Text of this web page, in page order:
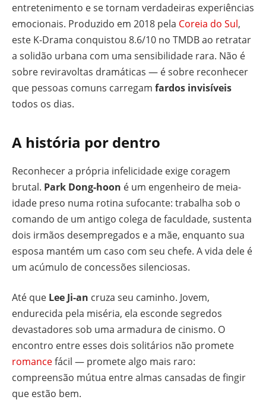
entretenimento e se tornam verdadeiras experiências
emocionais. Produzido em 2018 pela Coreia do Sul,
este K-Drama conquistou 8.6/10 no TMDB ao retratar
a solidão urbana com uma sensibilidade rara. Não é
sobre reviravoltas dramáticas — é sobre reconhecer
que pessoas comuns carregam fardos invisíveis
todos os dias.
A história por dentro
Reconhecer a própria infelicidade exige coragem
brutal. Park Dong-hoon é um engenheiro de meia-
idade preso numa rotina sufocante: trabalha sob o
comando de um antigo colega de faculdade, sustenta
dois irmãos desempregados e a mãe, enquanto sua
esposa mantém um caso com seu chefe. A vida dele é
um acúmulo de concessões silenciosas.
Até que Lee Ji-an cruza seu caminho. Jovem,
endurecida pela miséria, ela esconde segredos
devastadores sob uma armadura de cinismo. O
encontro entre esses dois solitários não promete
romancefácil — promete algo mais raro:
compreensão mútua entre almas cansadas de fingir
que estão bem.